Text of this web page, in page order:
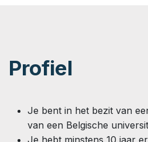
Profiel
Je bent in het bezit van
van een Belgische
Je hebt minstens 10 jaar